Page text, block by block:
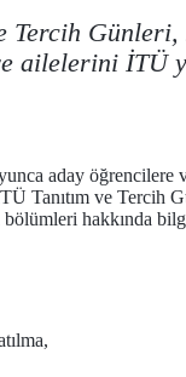
Tercih
ailelerini İTÜ
aday
Tanıtım ve Tercih
hakkında